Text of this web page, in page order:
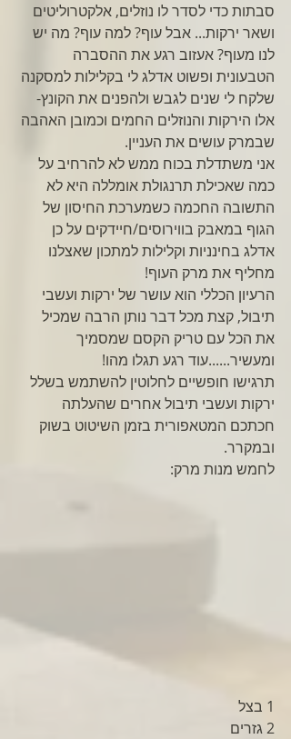
סבתות כדי לסדר לו נוזלים, אלקטרוליטים
ושאר ירקות... אבל עוף? למה עוף? מה יש
לנו מעוף? אעזוב רגע את ההסברה
הטבעונית ופשוט אדלג לי בקלילות למסקנה
שלקח לי שנים לגבש ולהפנים את הקונץ-
אלו הירקות והנוזלים החמים וכמובן האהבה
שבמרק עושים את העניין.
אני משתדלת בכוח ממש לא להרחיב על
כמה שאכילת תרנגולת אומללה היא לא
התשובה החכמה כשמערכת החיסון של
הגוף במאבק בווירוסים/חיידקים על כן
אדלג בחינניות וקלילות למתכון שאצלנו
מחליף את מרק העוף!
הרעיון הכללי הוא עושר של ירקות ועשבי
תיבול, קצת מכל דבר נותן הרבה שמכיל
את הכל עם טריק הקסם שמסמיך
ומעשיר......עוד רגע תגלו מהו!
תרגישו חופשיים לחלוטין להשתמש בשלל
ירקות ועשבי תיבול אחרים שהעלתה
חכתכם המטאפורית בזמן השיטוט בשוק
ובמקרר.
לחמש מנות מרק:
1 בצל
2 גזרים